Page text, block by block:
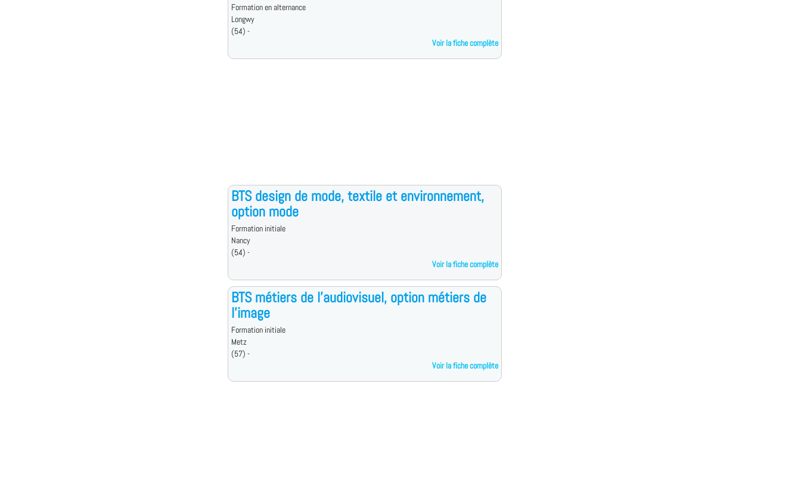
Formation en alternance
Longwy
(54) -
Voir la fiche complète
BTS design de mode, textile et environnement,
option mode
Formation initiale
Nancy
(54) -
Voir la fiche complète
BTS métiers de l'audiovisuel, option métiers de
l'image
Formation initiale
Metz
(57) -
Voir la fiche complète